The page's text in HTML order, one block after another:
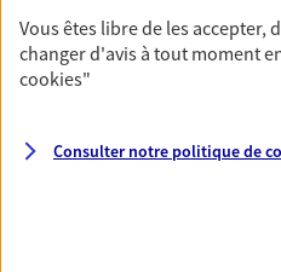
Prévoyance
Pour un avenir serein,
contrat prévoyance.
garanties incapacité
invalidité ou de décès.
Vous êtes libre de les accepter,
changer d'avis à tout moment
cookies"
Consulter notre politique de